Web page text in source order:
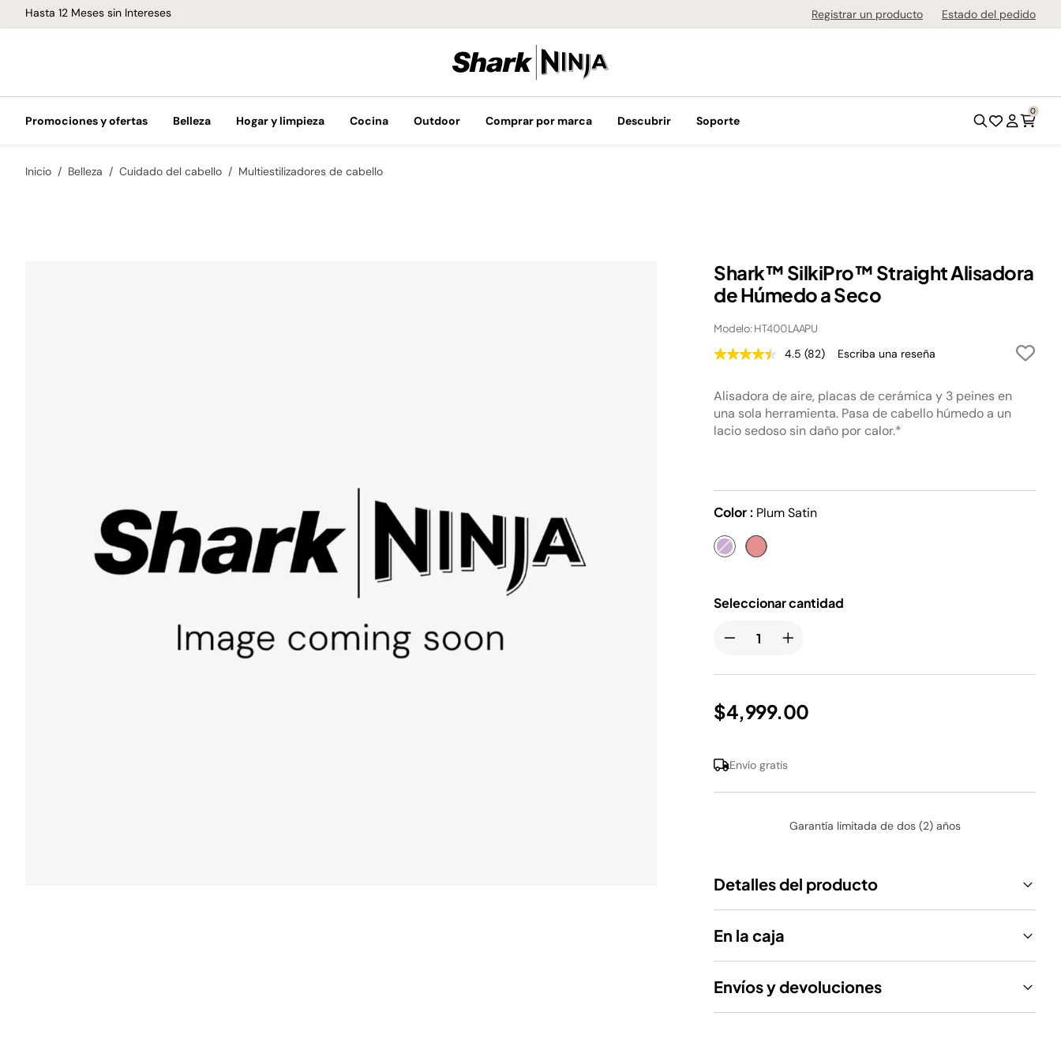
Hasta 12 Meses sin Intereses ¡Envíos GRATIS de 1-3 días en todo el país!Registrar un producto Estado del pedido
Promociones y ofertas Belleza Hogar y limpieza Cocina Outdoor Comprar por marca Descubrir Soporte
0
Inicio Belleza Cuidado del cabello Multiestilizadores de cabello
Shark™ SilkiPro™ Straight Alisadora
de Húmedo a Seco
Modelo: HT400LAAPU
4.5 Lea
Enlace
en
la
misma
(82) Escriba una reseña
Alisadora de aire, placas de cerámica y 3 peines en
una sola herramienta. Pasa de cabello húmedo a un
lacio sedoso sin daño por calor.*
Color : Plum Satin
Seleccionar cantidad
$4,999.00
Envío gratis
Garantía limitada de dos (2) años
Detalles del producto
En la caja
Envíos y devoluciones